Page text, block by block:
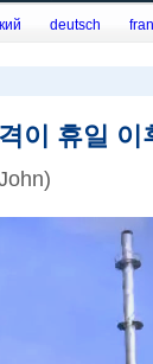
deutsch
이 휴일 이